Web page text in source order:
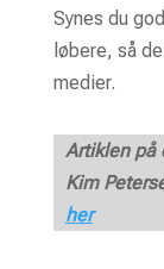
Synes du
løbere, så
medier.
Artiklen på
Kim
her